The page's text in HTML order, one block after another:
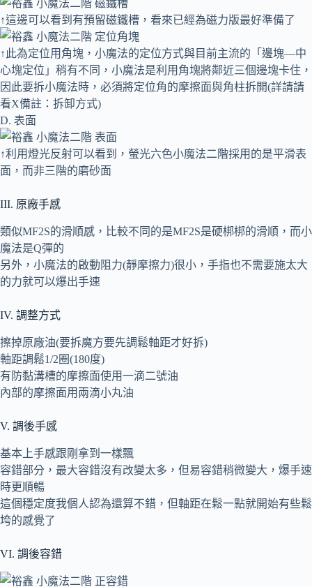
↑這邊可以看到有預留磁鐵槽，看來已經為磁力版最好準備了
↑此為定位用角塊，小魔法的定位方式與目前主流的「邊塊—中
心塊定位」稍有不同，小魔法是利用角塊將鄰近三個邊塊卡住，
因此要拆小魔法時，必須將定位角的摩擦面與角柱拆開(詳請請
看X備註：拆卸方式)
D. 表面
↑利用燈光反射可以看到，螢光六色小魔法二階採用的是平滑表
面，而非三階的磨砂面
III. 原廠手感
類似MF2S的滑順感，比較不同的是MF2S是硬梆梆的滑順，而小
魔法是Q彈的
另外，小魔法的啟動阻力(靜摩擦力)很小，手指也不需要施太大
的力就可以爆出手速
IV. 調整方式
擦掉原廠油(要拆魔方要先調鬆軸距才好拆)
軸距調鬆1/2圈(180度)
有防黏溝槽的摩擦面使用一滴二號油
內部的摩擦面用兩滴小丸油
V. 調後手感
基本上手感跟剛拿到一樣飄
容錯部分，最大容錯沒有改變太多，但易容錯稍微變大，爆手速
時更順暢
這個穩定度我個人認為還算不錯，但軸距在鬆一點就開始有些鬆
垮的感覺了
VI. 調後容錯